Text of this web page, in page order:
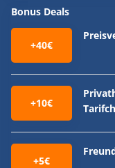
Bonus Deals
+40€
+10€
+5€